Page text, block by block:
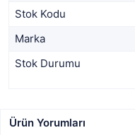
Stok Kodu
Marka
Stok Durumu
Ürün Yorumları